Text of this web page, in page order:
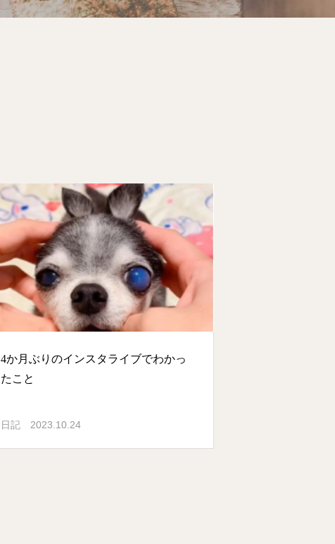
4か月ぶりのインスタライブでわかっ
たこと
日記 2023.10.24